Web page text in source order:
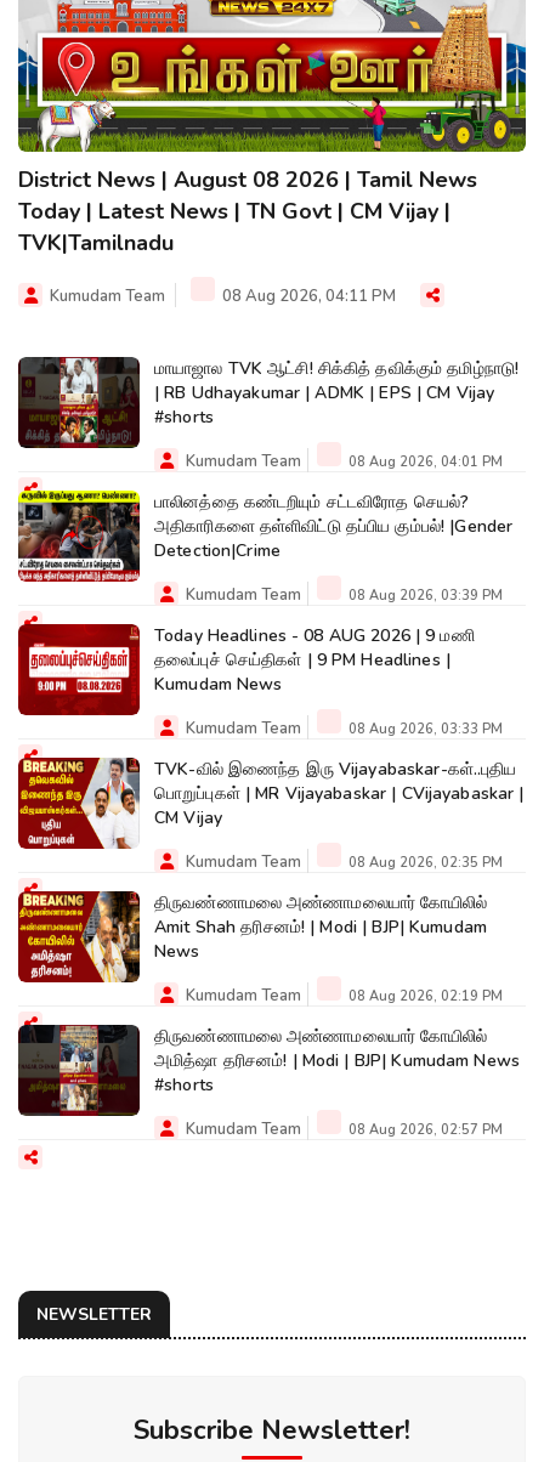
District News | August 08 2026 | Tamil News
Today | Latest News | TN Govt | CM Vijay |
TVK|Tamilnadu
Kumudam Team 08 Aug 2026, 04:11 PM
மாயாஜால TVK ஆட்சி! சிக்கித் தவிக்கும் தமிழ்நாடு!
| RB Udhayakumar | ADMK | EPS | CM Vijay
#shorts
Kumudam Team 08 Aug 2026, 04:01 PM
பாலினத்தை கண்டறியும் சட்டவிரோத செயல்?
அதிகாரிகளை தள்ளிவிட்டு தப்பிய கும்பல்! |Gender
Detection|Crime
Kumudam Team 08 Aug 2026, 03:39 PM
Today Headlines - 08 AUG 2026 | 9 மணி
தலைப்புச் செய்திகள் | 9 PM Headlines |
Kumudam News
Kumudam Team 08 Aug 2026, 03:33 PM
TVK-வில் இணைந்த இரு Vijayabaskar-கள்..புதிய
பொறுப்புகள் | MR Vijayabaskar | CVijayabaskar |
CM Vijay
Kumudam Team 08 Aug 2026, 02:35 PM
திருவண்ணாமலை அண்ணாமலையார் கோயிலில்
Amit Shah தரிசனம்! | Modi | BJP| Kumudam
News
Kumudam Team 08 Aug 2026, 02:19 PM
திருவண்ணாமலை அண்ணாமலையார் கோயிலில்
அமித்ஷா தரிசனம்! | Modi | BJP| Kumudam News
#shorts
Kumudam Team 08 Aug 2026, 02:57 PM
NEWSLETTER
Subscribe Newsletter!